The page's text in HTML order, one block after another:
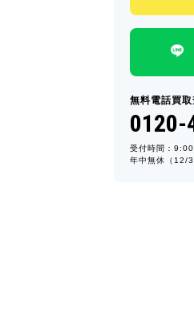
無料電話買取
0120-
受付時間：
年中無休（12/